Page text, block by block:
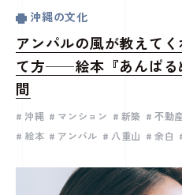
沖縄の文化
アンパルの風が教えて
て方──絵本『あんぱる
間
沖縄 マンション 新築 不動
絵本
アンパル 八重山 余白